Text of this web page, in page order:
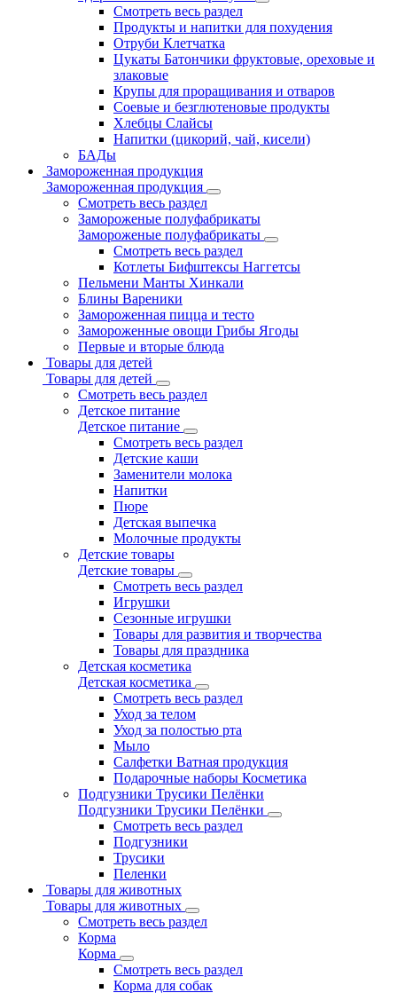
Смотреть весь раздел
Продукты и напитки для похудения
Отруби Клетчатка
Цукаты Батончики фруктовые, ореховые и
злаковые
Крупы для проращивания и отваров
Соевые и безглютеновые продукты
Хлебцы Слайсы
Напитки (цикорий, чай, кисели)
БАДы
Замороженная продукция
Замороженная продукция
Смотреть весь раздел
Замороженые полуфабрикаты
Замороженые полуфабрикаты
Смотреть весь раздел
Котлеты Бифштексы Наггетсы
Пельмени Манты Хинкали
Блины Вареники
Замороженная пицца и тесто
Замороженные овощи Грибы Ягоды
Первые и вторые блюда
Товары для детей
Товары для детей
Смотреть весь раздел
Детское питание
Детское питание
Смотреть весь раздел
Детские каши
Заменители молока
Напитки
Пюре
Детская выпечка
Молочные продукты
Детские товары
Детские товары
Смотреть весь раздел
Игрушки
Сезонные игрушки
Товары для развития и творчества
Товары для праздника
Детская косметика
Детская косметика
Смотреть весь раздел
Уход за телом
Уход за полостью рта
Мыло
Салфетки Ватная продукция
Подарочные наборы Косметика
Подгузники Трусики Пелёнки
Подгузники Трусики Пелёнки
Смотреть весь раздел
Подгузники
Трусики
Пеленки
Товары для животных
Товары для животных
Смотреть весь раздел
Корма
Корма
Смотреть весь раздел
Корма для собак